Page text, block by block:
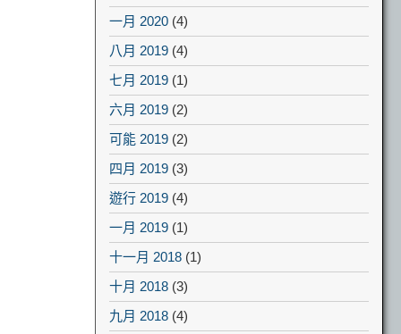
一月 2020 (4)
八月 2019 (4)
七月 2019 (1)
六月 2019 (2)
可能 2019 (2)
四月 2019 (3)
遊行 2019 (4)
一月 2019 (1)
十一月 2018 (1)
十月 2018 (3)
九月 2018 (4)